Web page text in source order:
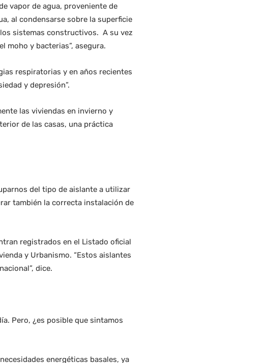
vapor de agua, proveniente de
al condensarse sobre la superficie
sistemas constructivos. A su vez
moho y bacterias”, asegura.
respiratorias y en años recientes
y depresión”.
las viviendas en invierno y
de las casas, una práctica
del tipo de aislante a utilizar
también la correcta instalación de
registrados en el Listado oficial
y Urbanismo. “Estos aislantes
dice.
Pero, ¿es posible que sintamos
energéticas basales, ya